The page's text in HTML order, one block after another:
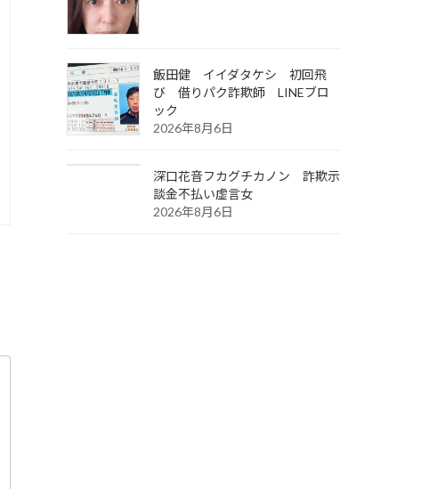
飯田健 イイダタケシ 初回飛
び 借りパク詐欺師 LINEブロ
ック
2026年8月6日
深口花音フカグチカノン 詐欺示
談金不払い虚言女
2026年8月6日